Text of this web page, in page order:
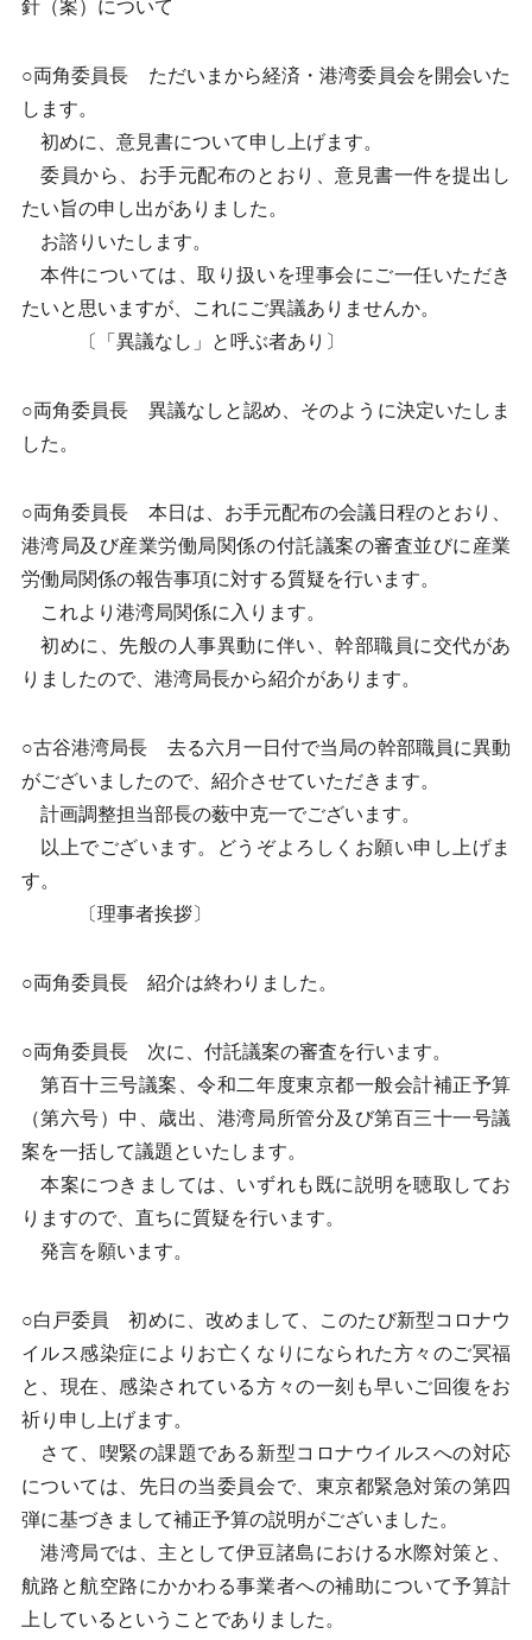
針（案）について
○両角委員長 ただいまから経済・港湾委員会を開会いた
します。
初めに、意見書について申し上げます。
委員から、お手元配布のとおり、意見書一件を提出し
たい旨の申し出がありました。
お諮りいたします。
本件については、取り扱いを理事会にご一任いただき
たいと思いますが、これにご異議ありませんか。
〔「異議なし」と呼ぶ者あり〕
○両角委員長 異議なしと認め、そのように決定いたしま
した。
○両角委員長 本日は、お手元配布の会議日程のとおり、
港湾局及び産業労働局関係の付託議案の審査並びに産業
労働局関係の報告事項に対する質疑を行います。
これより港湾局関係に入ります。
初めに、先般の人事異動に伴い、幹部職員に交代があ
りましたので、港湾局長から紹介があります。
○古谷港湾局長 去る六月一日付で当局の幹部職員に異動
がございましたので、紹介させていただきます。
計画調整担当部長の薮中克一でございます。
以上でございます。どうぞよろしくお願い申し上げま
す。
〔理事者挨拶〕
○両角委員長 紹介は終わりました。
○両角委員長 次に、付託議案の審査を行います。
第百十三号議案、令和二年度東京都一般会計補正予算
（第六号）中、歳出、港湾局所管分及び第百三十一号議
案を一括して議題といたします。
本案につきましては、いずれも既に説明を聴取してお
りますので、直ちに質疑を行います。
発言を願います。
○白戸委員 初めに、改めまして、このたび新型コロナウ
イルス感染症によりお亡くなりになられた方々のご冥福
と、現在、感染されている方々の一刻も早いご回復をお
祈り申し上げます。
さて、喫緊の課題である新型コロナウイルスへの対応
については、先日の当委員会で、東京都緊急対策の第四
弾に基づきまして補正予算の説明がございました。
港湾局では、主として伊豆諸島における水際対策と、
航路と航空路にかかわる事業者への補助について予算計
上しているということでありました。